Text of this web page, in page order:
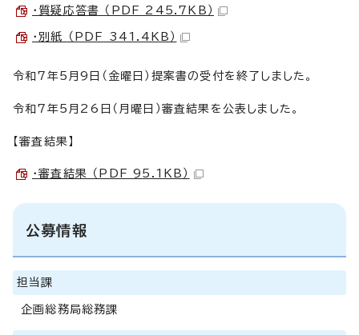
・質疑応答書 （PDF 245.7KB）
・別紙 （PDF 341.4KB）
令和7年5月9日（金曜日）提案書の受付を終了しました。
令和7年5月26日（月曜日）審査結果を公表しました。
【審査結果】
・審査結果 （PDF 95.1KB）
公募情報
担当課
企画総務局総務課